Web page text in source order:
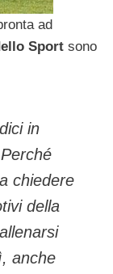
ad
Sport sono
in
chiedere
della
anche